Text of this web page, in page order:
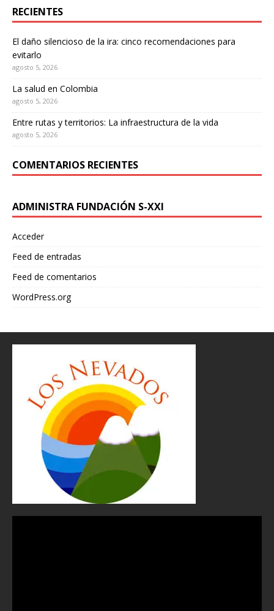
RECIENTES
El daño silencioso de la ira: cinco recomendaciones para
evitarlo
agosto 5, 2026
La salud en Colombia
agosto 5, 2026
Entre rutas y territorios: La infraestructura de la vida
agosto 5, 2026
COMENTARIOS RECIENTES
ADMINISTRA FUNDACIÓN S-XXI
Acceder
Feed de entradas
Feed de comentarios
WordPress.org